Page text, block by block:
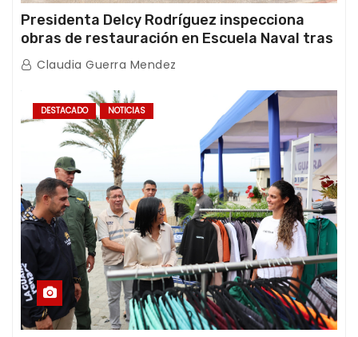
Presidenta Delcy Rodríguez inspecciona
obras de restauración en Escuela Naval tras
afectaciones sísmicas en La Guaira
Claudia Guerra Mendez
DESTACADO NOTICIAS